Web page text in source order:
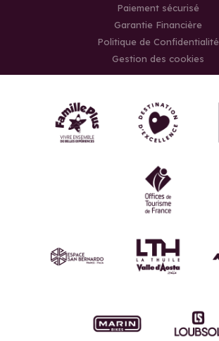
Paiement sécurisé
Garantie Financière
Politique de Confidentialité
Gestion des cookies